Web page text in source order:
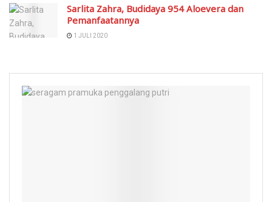
Sarlita Zahra, Budidaya 954 Aloevera dan
Pemanfaatannya
1 JULI 2020